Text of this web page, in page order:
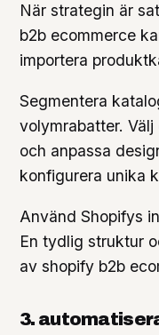
När strategin är
b2b ecommerce
importera
Segmentera
volymrabatter.
och anpassa
konfigurera unika
Använd Shopifys
En tydlig struktur
av shopify b2b
3.